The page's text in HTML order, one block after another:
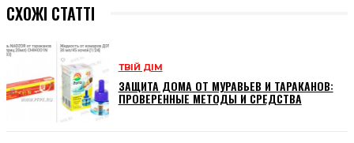
СХОЖІ СТАТТІ
ТВІЙ ДІМ
ЗАЩИТА ДОМА ОТ МУРАВЬЕВ И ТАРАКАНОВ:
ПРОВЕРЕННЫЕ МЕТОДЫ И СРЕДСТВА